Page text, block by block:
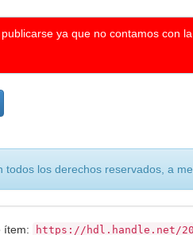
ya que no contamos con
los derechos reservados, a
ítem: https://hdl.handle.net/